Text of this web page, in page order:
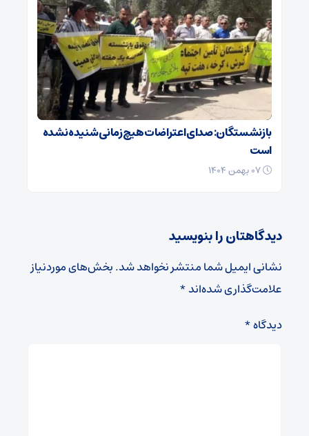
بازنشستگان: صدای اعتراضات هیچ زمانی شنیده نشده
است
دیدگاهتان را بنویسید
نشانی ایمیل شما منتشر نخواهد شد.بخش‌های موردنیاز
علامت‌گذاری شده‌اند*
دیدگاه*